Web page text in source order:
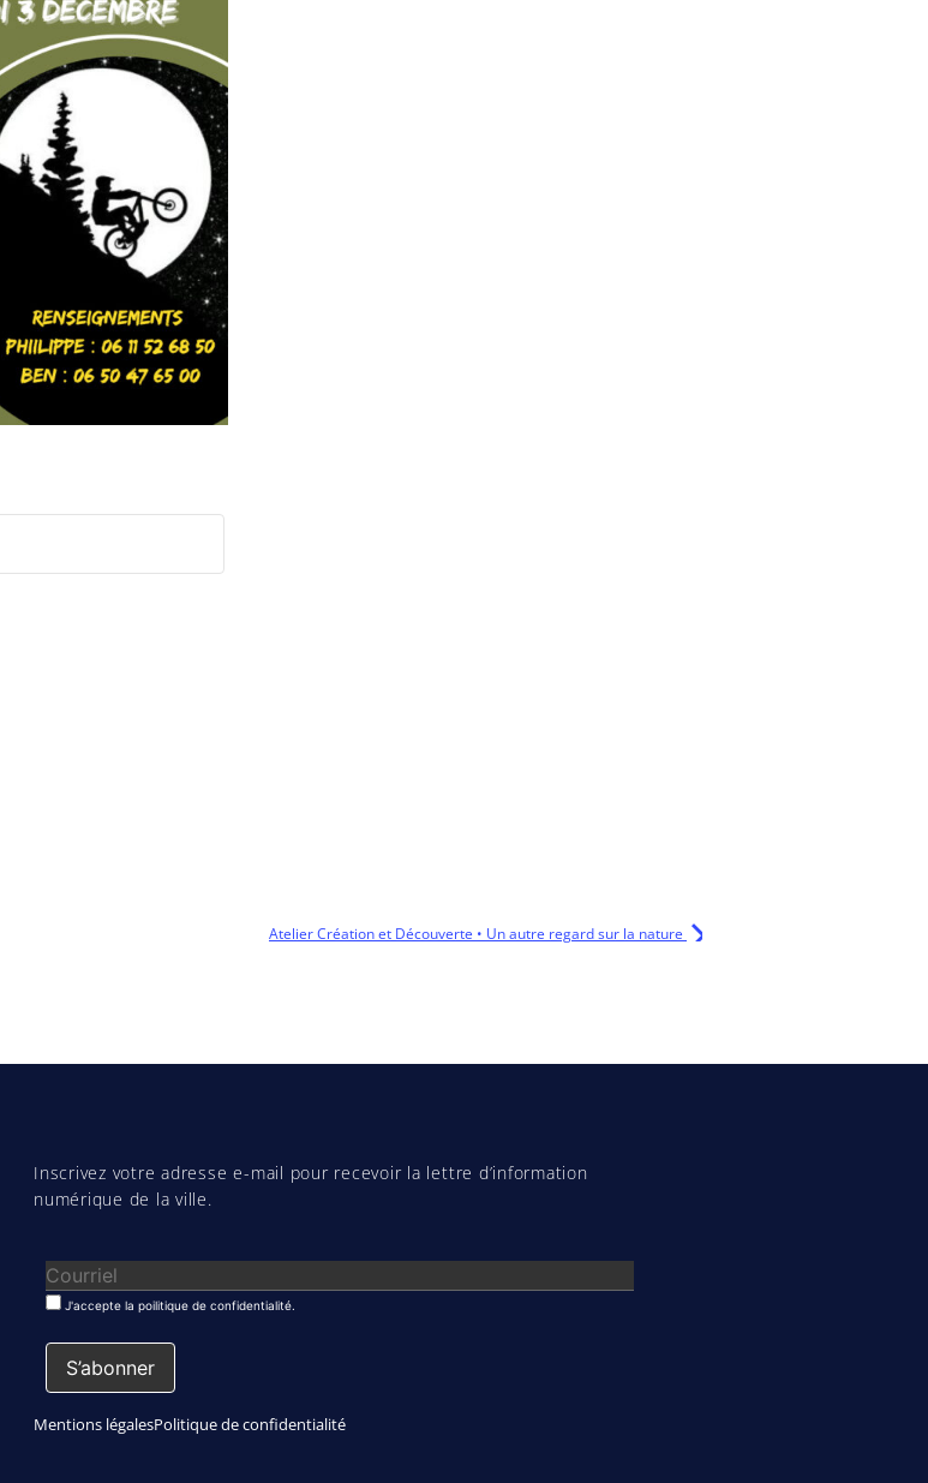
Atelier Création et Découverte • Un autre regard sur la nature
Inscrivez votre adresse e-mail pour recevoir la lettre d’information
numérique de la ville.
J'accepte la poilitique de confidentialité.
Mentions légalesPolitique de confidentialité